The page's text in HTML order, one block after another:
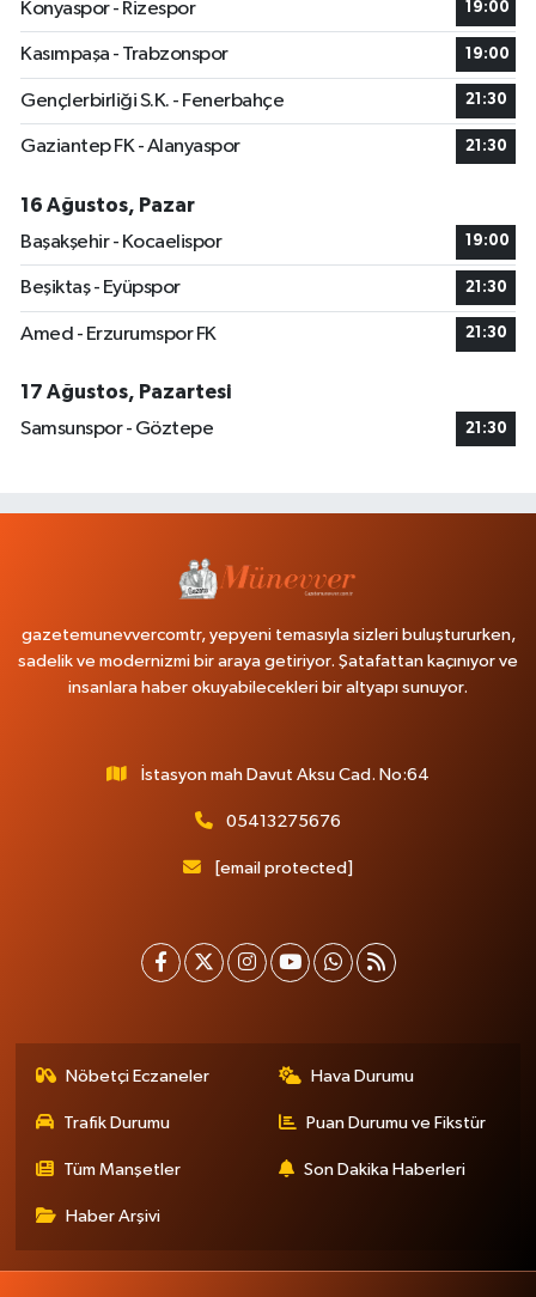
Konyaspor - Rizespor
19:00
Kasımpaşa - Trabzonspor 19:00
Gençlerbirliği S.K. - Fenerbahçe 21:30
Gaziantep FK - Alanyaspor 21:30
16 Ağustos, Pazar
Başakşehir - Kocaelispor
19:00
Beşiktaş - Eyüpspor 21:30
Amed - Erzurumspor FK 21:30
17 Ağustos, Pazartesi
Samsunspor - Göztepe
21:30
gazetemunevvercomtr, yepyeni temasıyla sizleri buluştururken,
sadelik ve modernizmi bir araya getiriyor. Şatafattan kaçınıyor ve
insanlara haber okuyabilecekleri bir altyapı sunuyor.
İstasyon mah Davut Aksu Cad. No:64
05413275676
[email protected]
Nöbetçi Eczaneler Hava Durumu
Trafik Durumu Puan Durumu ve Fikstür
Tüm Manşetler Son Dakika Haberleri
Haber Arşivi